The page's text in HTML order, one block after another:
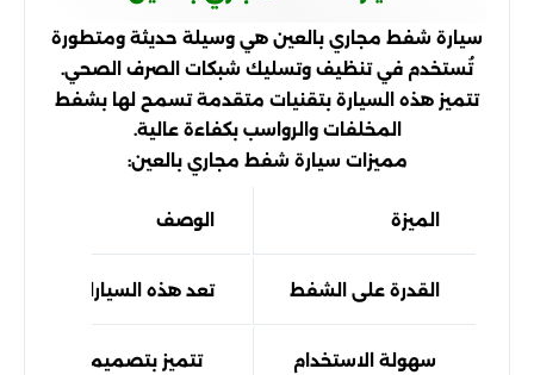
سيارة شفط مجاري بالعين هي وسيلة حديثة ومتطورة
تُستخدم في تنظيف وتسليك شبكات الصرف الصحي.
تتميز هذه السيارة بتقنيات متقدمة تسمح لها بشفط
المخلفات والرواسب بكفاءة عالية.
مميزات سيارة شفط مجاري بالعين:
الميزة الوصف
القدرة على الشفط تعد هذه السيارات قادرة
سهولة الاستخدام تتميز بتصميمها المريح